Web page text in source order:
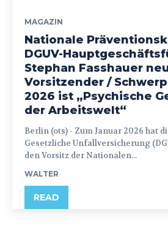
MAGAZIN
Nationale
DGUV-
Stephan Fasshauer
Vorsitzender /
2026 ist „Psychische
der Arbeitswelt“
Berlin (ots) - Zum Januar 2026 hat die Deutsche
Gesetzliche Unfallversicherung
den Vorsitz der Nationalen...
WALTER
READ